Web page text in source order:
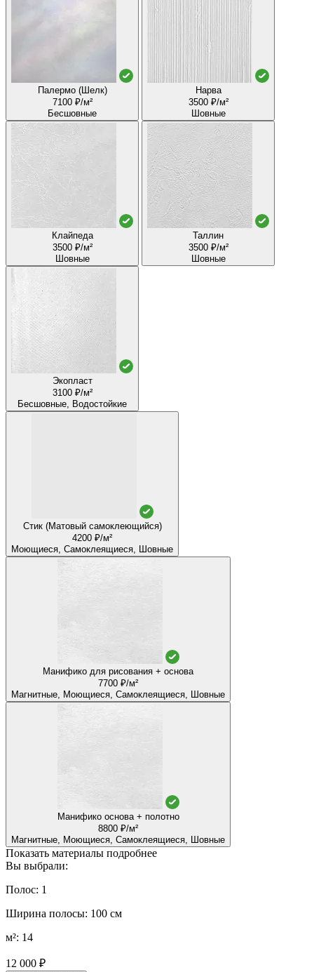
Палермо (Шелк)
7100 ₽/м²
Бесшовные
Нарва
3500 ₽/м²
Шовные
Клайпеда
3500 ₽/м²
Шовные
Таллин
3500 ₽/м²
Шовные
Экопласт
3100 ₽/м²
Бесшовные, Водостойкие
Стик (Матовый самоклеющийся)
4200 ₽/м²
Моющиеся, Самоклеящиеся, Шовные
Манифико для рисования + основа
7700 ₽/м²
Магнитные, Моющиеся, Самоклеящиеся, Шовные
Манифико основа + полотно
8800 ₽/м²
Магнитные, Моющиеся, Самоклеящиеся, Шовные
Показать материалы подробнее
Вы выбрали:
Полос: 1
Ширина полосы: 100 см
м²: 14
12 000 ₽